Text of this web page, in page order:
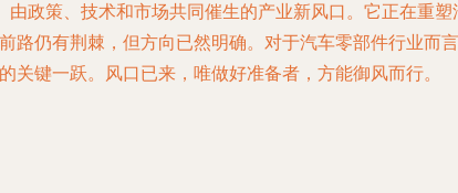
政策、技术和市场共同催生的产业新风口。它正在重
仍有荆棘，但方向已然明确。对于汽车零部件行业而
键一跃。风口已来，唯做好准备者，方能御风而行。